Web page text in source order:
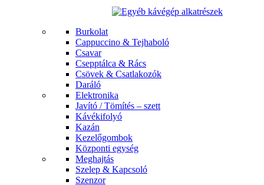
Burkolat
Cappuccino & Tejhaboló
Csavar
Csepptálca & Rács
Csövek & Csatlakozók
Daráló
Elektronika
Javító / Tömítés – szett
Kávékifolyó
Kazán
Kezelőgombok
Központi egység
Meghajtás
Szelep & Kapcsoló
Szenzor